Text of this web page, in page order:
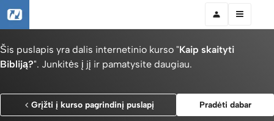
Šis puslapis yra dalis internetinio kurso "Kaip skaityti
Bibliją?". Junkitės į jį ir pamatysite daugiau.
Grįžti į kurso pagrindinį puslapį Pradėti dabar